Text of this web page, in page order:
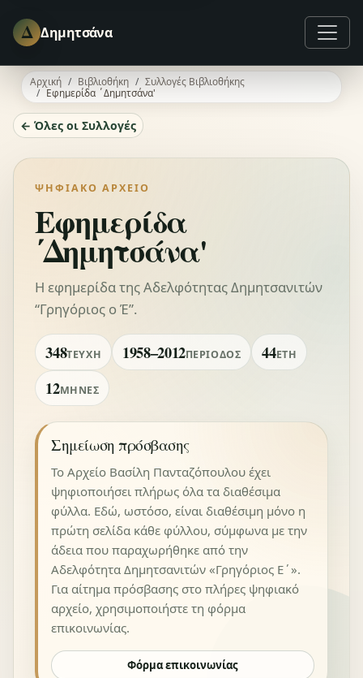
Δ Δημητσάνα
Αρχική Βιβλιοθήκη
Συλλογές Βιβλιοθήκης
Εφημερίδα ΄Δημητσάνα'
← Όλες οι Συλλογές
ΨΗΦΙΑΚΌ ΑΡΧΕΊΟ
Εφημερίδα
΄Δημητσάνα'
Η εφημερίδα της Αδελφότητας Δημητσανιτών
“Γρηγόριος ο Έ”.
348ΤΕΎΧΗ 1958–2012ΠΕΡΊΟΔΟΣ 44ΈΤΗ
12ΜΉΝΕΣ
Σημείωση πρόσβασης
Το Αρχείο Βασίλη Πανταζόπουλου έχει
ψηφιοποιήσει πλήρως όλα τα διαθέσιμα
φύλλα. Εδώ, ωστόσο, είναι διαθέσιμη μόνο η
πρώτη σελίδα κάθε φύλλου, σύμφωνα με την
άδεια που παραχωρήθηκε από την
Αδελφότητα Δημητσανιτών «Γρηγόριος Ε΄».
Για αίτημα πρόσβασης στο πλήρες ψηφιακό
αρχείο, χρησιμοποιήστε τη φόρμα
επικοινωνίας.
Φόρμα επικοινωνίας